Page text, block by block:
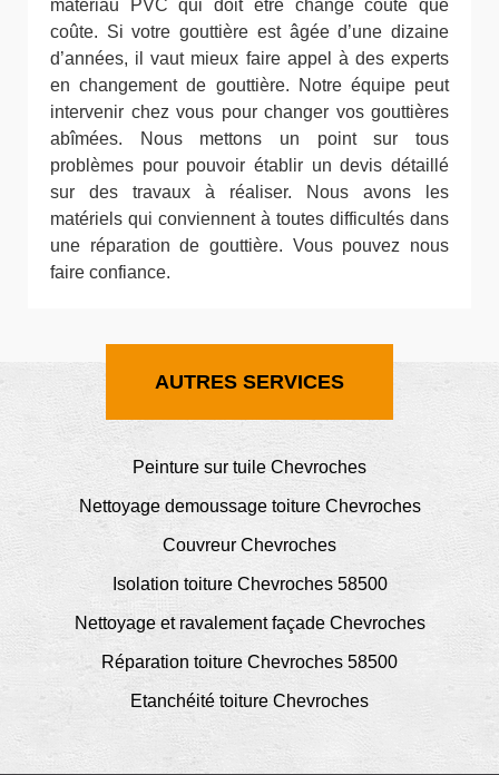
matériau PVC qui doit être changé coûte que
coûte. Si votre gouttière est âgée d’une dizaine
d’années, il vaut mieux faire appel à des experts
en changement de gouttière. Notre équipe peut
intervenir chez vous pour changer vos gouttières
abîmées. Nous mettons un point sur tous
problèmes pour pouvoir établir un devis détaillé
sur des travaux à réaliser. Nous avons les
matériels qui conviennent à toutes difficultés dans
une réparation de gouttière. Vous pouvez nous
faire confiance.
AUTRES SERVICES
Peinture sur tuile Chevroches
Nettoyage demoussage toiture Chevroches
Couvreur Chevroches
Isolation toiture Chevroches 58500
Nettoyage et ravalement façade Chevroches
Réparation toiture Chevroches 58500
Etanchéité toiture Chevroches